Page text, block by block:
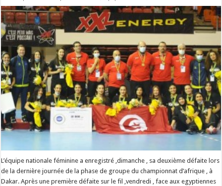
L’équipe nationale féminine a enregistré ,dimanche , sa deuxième défaite lors
de la dernière journée de la phase de groupe du championnat d’afrique , à
Dakar. Après une première défaite sur le fil ,vendredi , face aux egyptiennes